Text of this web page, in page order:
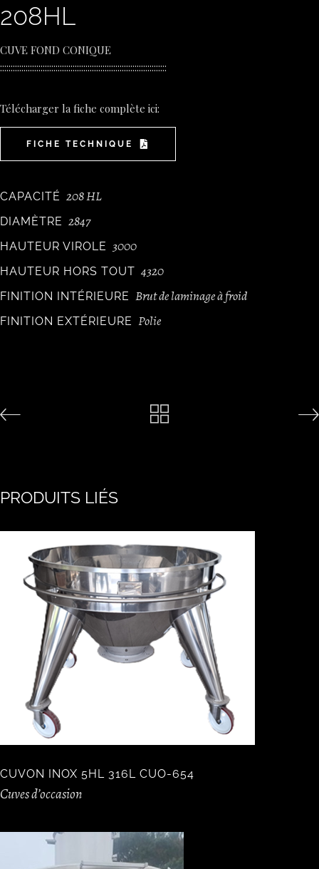
208HL
CUVE FOND CONIQUE
::::::::::::::::::::::::::::::::::::::::::::::::::::::::::::::::::::::::::::::
Télécharger la fiche complète ici:
FICHE TECHNIQUE
CAPACITÉ 208 HL
DIAMÈTRE 2847
HAUTEUR VIROLE 3000
HAUTEUR HORS TOUT 4320
FINITION INTÉRIEURE Brut de laminage à froid
FINITION EXTÉRIEURE Polie
PRODUITS LIÉS
CUVON INOX 5HL 316L CUO-654
Cuves d’occasion